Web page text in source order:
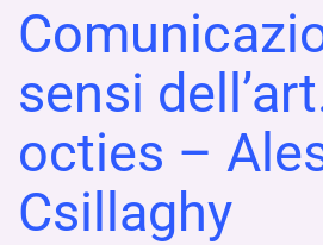
sensi
octies –
Csillaghy